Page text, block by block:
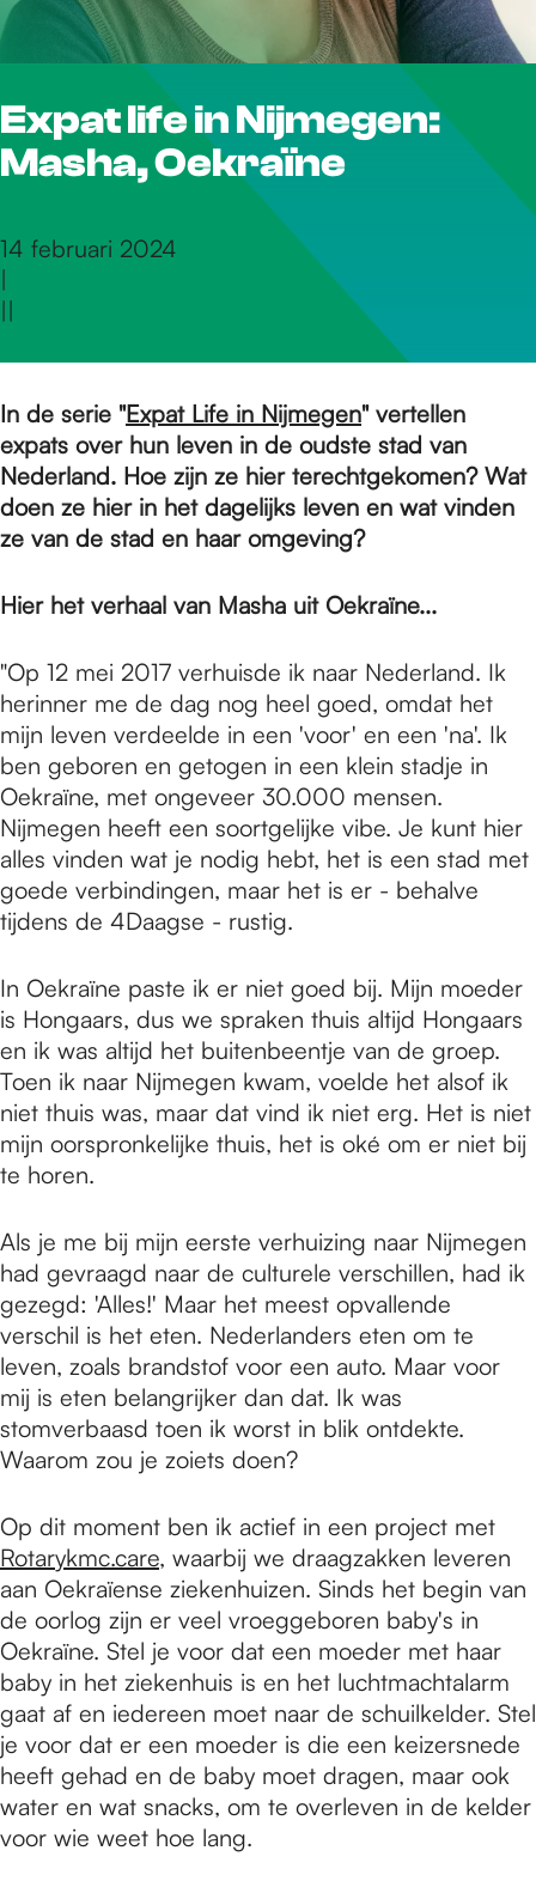
r
d
e
o
m
e
p
a
g
e
Expat life in Nijmegen:
Masha, Oekraïne
14 februari 2024
|
||
In de serie "Expat Life in Nijmegen" vertellen
expats over hun leven in de oudste stad van
Nederland. Hoe zijn ze hier terechtgekomen? Wat
doen ze hier in het dagelijks leven en wat vinden
ze van de stad en haar omgeving?
Hier het verhaal van Masha uit Oekraïne...
"Op 12 mei 2017 verhuisde ik naar Nederland. Ik
herinner me de dag nog heel goed, omdat het
mijn leven verdeelde in een 'voor' en een 'na'. Ik
ben geboren en getogen in een klein stadje in
Oekraïne, met ongeveer 30.000 mensen.
Nijmegen heeft een soortgelijke vibe. Je kunt hier
alles vinden wat je nodig hebt, het is een stad met
goede verbindingen, maar het is er - behalve
tijdens de 4Daagse - rustig.
In Oekraïne paste ik er niet goed bij. Mijn moeder
is Hongaars, dus we spraken thuis altijd Hongaars
en ik was altijd het buitenbeentje van de groep.
Toen ik naar Nijmegen kwam, voelde het alsof ik
niet thuis was, maar dat vind ik niet erg. Het is niet
mijn oorspronkelijke thuis, het is oké om er niet bij
te horen.
Als je me bij mijn eerste verhuizing naar Nijmegen
had gevraagd naar de culturele verschillen, had ik
gezegd: 'Alles!' Maar het meest opvallende
verschil is het eten. Nederlanders eten om te
leven, zoals brandstof voor een auto. Maar voor
mij is eten belangrijker dan dat. Ik was
stomverbaasd toen ik worst in blik ontdekte.
Waarom zou je zoiets doen?
Op dit moment ben ik actief in een project met
Rotarykmc.care, waarbij we draagzakken leveren
aan Oekraïense ziekenhuizen. Sinds het begin van
de oorlog zijn er veel vroeggeboren baby's in
Oekraïne. Stel je voor dat een moeder met haar
baby in het ziekenhuis is en het luchtmachtalarm
gaat af en iedereen moet naar de schuilkelder. Stel
je voor dat er een moeder is die een keizersnede
heeft gehad en de baby moet dragen, maar ook
water en wat snacks, om te overleven in de kelder
voor wie weet hoe lang.